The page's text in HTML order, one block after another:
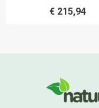
€ 215,94